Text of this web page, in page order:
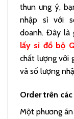
thun ưng ý,
nhập sỉ với
doanh. Đây là
lấy sỉ đồ bộ
chất lượng với
và số lượng
Order trên
Một phương